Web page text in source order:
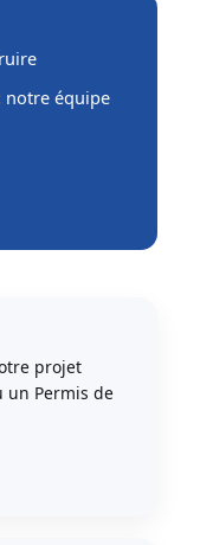
notre équipe
projet
un Permis de